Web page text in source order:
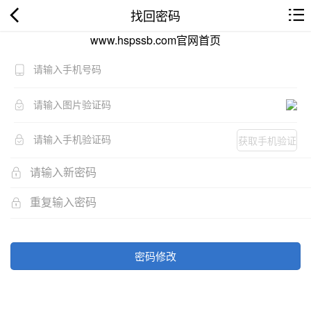
找回密码
www.hspssb.com官网首页
获取手机验证
密码修改